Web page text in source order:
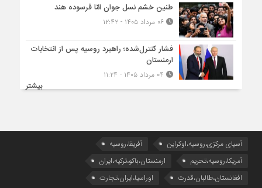
طنین خشم نسل جوان امّا فرسوده هند
۰۶ مرداد ۱۴۰۵ - ۱۲:۴۲
فشار کنترل‌شده؛ راهبرد روسیه پس از انتخابات
ارمنستان
بیشتر
آسیای مرکزی،روسیه،اوکراین
آفریقا،روسیه
آمریکا،روسیه،تحریم
ارمنستان،باکو،ترکیه،ایران
افغانستان،طالبان،قدرت
اوراسیا،ایران،تجارت